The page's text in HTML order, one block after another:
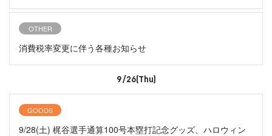
OTHER
消費税率変更に伴う各種お知らせ
9/26(Thu)
GOODS
9/28(土) 梶谷選手通算100号本塁打記念グッズ、ハロウィン